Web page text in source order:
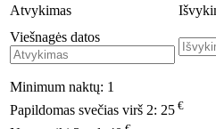
Atvykimas
Viešnagės datos
Minimum naktų: 1
Papildomas svečias virš 2: 25 €